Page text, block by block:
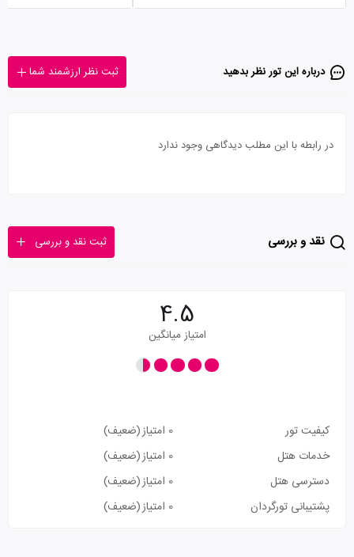
درباره این تور‌ نظر بدهید ثبت نظر ارزشمند شما
در رابطه با این مطلب دیدگاهی وجود ندارد
نقد و بررسی ثبت نقد و بررسی
4.5
امتیاز میانگین
کیفیت تور 0 امتیاز
(ضعیف)
خدمات هتل
0 امتیاز
(ضعیف)
دسترسی هتل
0 امتیاز
(ضعیف)
پشتیبانی تورگردان
0 امتیاز (ضعیف)